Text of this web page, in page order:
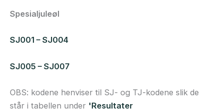
Spesialjuleøl
SJ001 – SJ004
SJ005 – SJ007
OBS: kodene henviser til SJ- og TJ-kodene slik de
står i tabellen under 'Resultater